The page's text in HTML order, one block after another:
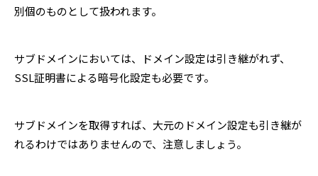
別個のものとして扱われます。
サブドメインにおいては、ドメイン設定は引き継がれず、
SSL証明書による暗号化設定も必要です。
サブドメインを取得すれば、大元のドメイン設定も引き継が
れるわけではありませんので、注意しましょう。